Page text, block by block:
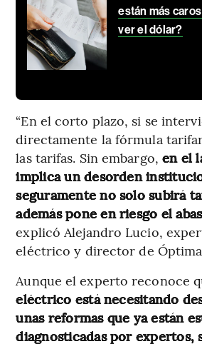
están más
ver el dólar?
“En el corto plazo, si se
directamente la fórmula
las tarifas. Sin embargo, en el
implica un desorden
seguramente no solo subirá
además pone en riesgo el
explicó Alejandro Lucio,
eléctrico y director de
Aunque el experto reconoce
eléctrico está necesitando
unas reformas que ya están
diagnosticadas por expertos,